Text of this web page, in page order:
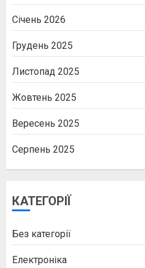
Січень 2026
Грудень 2025
Листопад 2025
Жовтень 2025
Вересень 2025
Серпень 2025
КАТЕГОРІЇ
Без категорії
Електроніка